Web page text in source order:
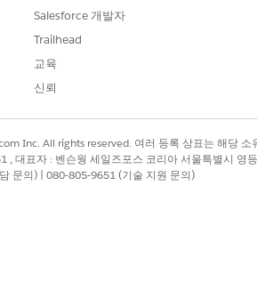
Salesforce 개발자
Trailhead
교육
신뢰
Inc. All rights reserved. 여러 등록 상표는 해당 소
, 대표자 : 벤슨웡 세일즈포스 코리아 서울특별시
문의) | 080-805-9651 (기술 지원 문의)